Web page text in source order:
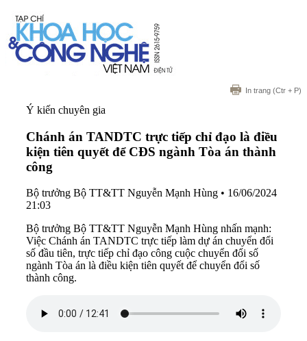
In trang (Ctr + P)
Ý kiến chuyên gia
Chánh án TANDTC trực tiếp chỉ đạo là điều
kiện tiên quyết để CĐS ngành Tòa án thành
công
Bộ trưởng Bộ TT&TT Nguyễn Mạnh Hùng • 16/06/2024
21:03
Bộ trưởng Bộ TT&TT Nguyễn Mạnh Hùng nhấn mạnh:
Việc Chánh án TANDTC trực tiếp làm dự án chuyển đổi
số đầu tiên, trực tiếp chỉ đạo công cuộc chuyển đổi số
ngành Tòa án là điều kiện tiên quyết để chuyển đổi số
thành công.